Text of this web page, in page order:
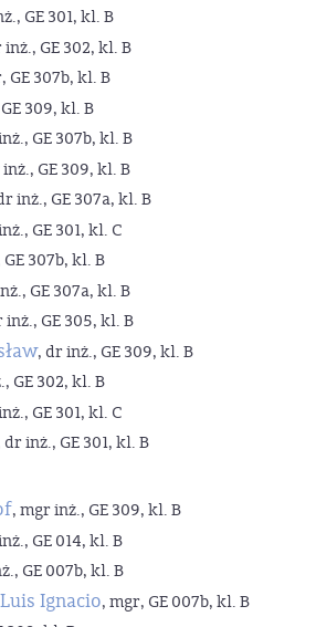
GE 301, kl. B
inż., GE 302, kl. B
GE 307b, kl. B
309, kl. B
GE 307b, kl. B
GE 309, kl. B
inż., GE 307a, kl. B
GE 301, kl. C
307b, kl. B
GE 307a, kl. B
inż., GE 305, kl. B
, dr inż., GE 309, kl. B
GE 302, kl. B
GE 301, kl. C
dr inż., GE 301, kl. B
, mgr inż., GE 309, kl. B
GE 014, kl. B
GE 007b, kl. B
Ignacio, mgr, GE 007b, kl. B